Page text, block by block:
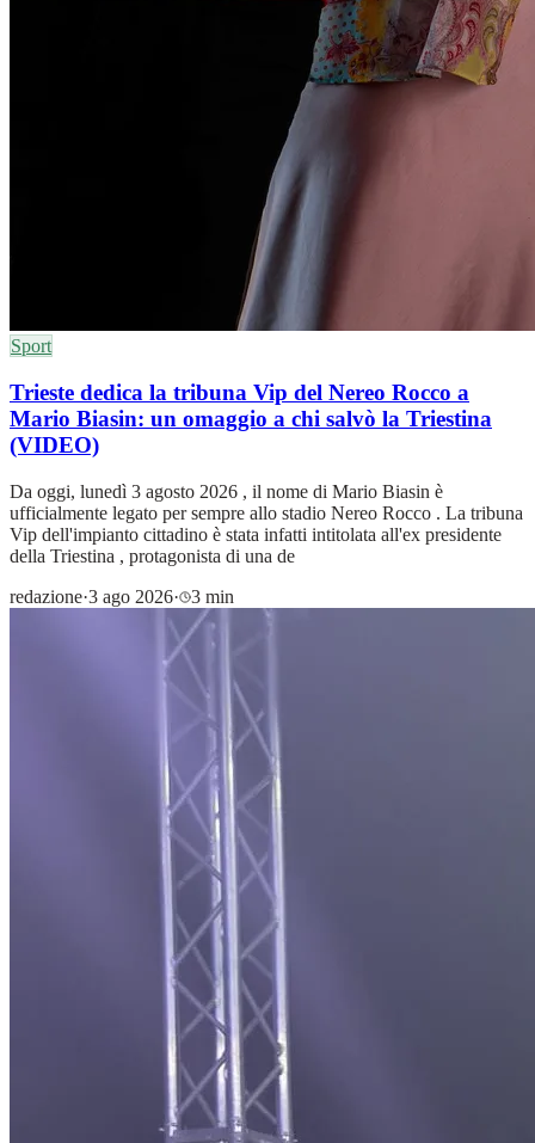
Sport
Trieste dedica la tribuna Vip del Nereo Rocco a
Mario Biasin: un omaggio a chi salvò la Triestina
(VIDEO)
Da oggi, lunedì 3 agosto 2026 , il nome di Mario Biasin è
ufficialmente legato per sempre allo stadio Nereo Rocco . La tribuna
Vip dell'impianto cittadino è stata infatti intitolata all'ex presidente
della Triestina , protagonista di una de
redazione·3 ago 2026· 3 min